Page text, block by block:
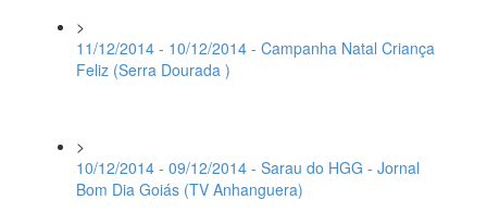
>
11/12/2014 - 10/12/2014 - Campanha Natal Criança
Feliz (Serra Dourada )
>
10/12/2014 - 09/12/2014 - Sarau do HGG - Jornal
Bom Dia Goiás (TV Anhanguera)